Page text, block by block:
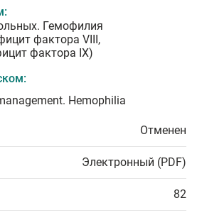
Гемофилия
фактора VIII,
фактора IX)
Hemophilia
Отменен
Электронный (PDF)
82